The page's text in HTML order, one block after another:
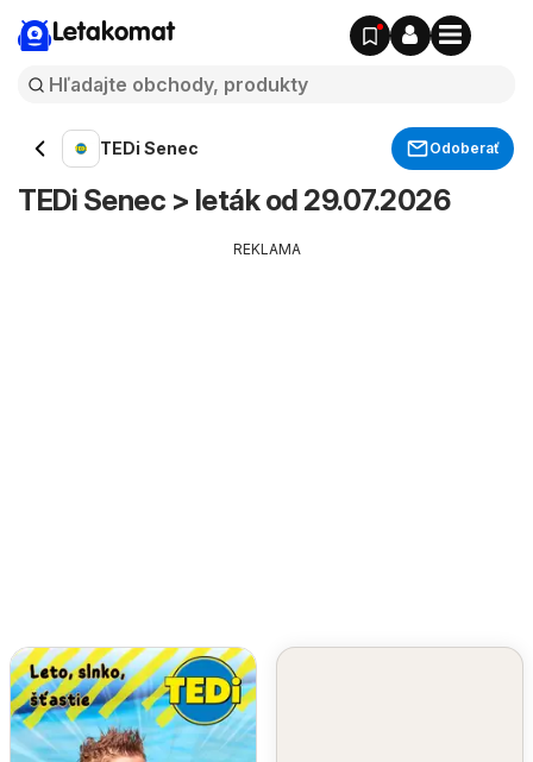
Letakomat
TEDi Senec Odoberať
TEDi Senec > leták od 29.07.2026
REKLAMA